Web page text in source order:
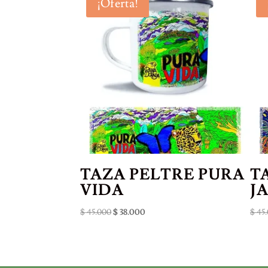
¡Oferta!
TAZA PELTRE PURA
VIDA
$45.000El
$38.000 $